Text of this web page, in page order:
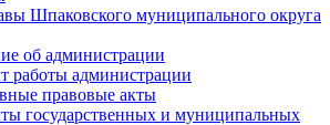
Шпаковского муниципального округа
об администрации
работы администрации
правовые акты
государственных и муниципальных